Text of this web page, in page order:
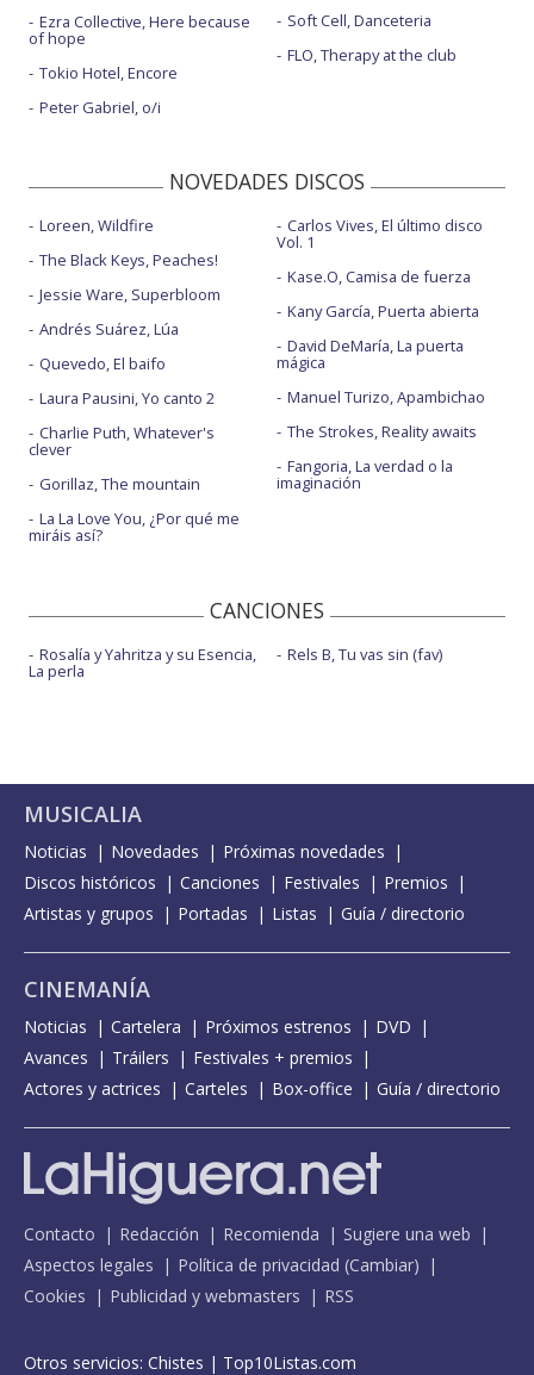
Ezra Collective, Here because
of hope
Tokio Hotel, Encore
Peter Gabriel, o/i
Soft Cell, Danceteria
FLO, Therapy at the club
NOVEDADES DISCOS
Loreen, Wildfire
The Black Keys, Peaches!
Jessie Ware, Superbloom
Andrés Suárez, Lúa
Quevedo, El baifo
Laura Pausini, Yo canto 2
Charlie Puth, Whatever's
clever
Gorillaz, The mountain
La La Love You, ¿Por qué me
miráis así?
Carlos Vives, El último disco
Vol. 1
Kase.O, Camisa de fuerza
Kany García, Puerta abierta
David DeMaría, La puerta
mágica
Manuel Turizo, Apambichao
The Strokes, Reality awaits
Fangoria, La verdad o la
imaginación
CANCIONES
Rosalía y Yahritza y su Esencia,
La perla
Rels B, Tu vas sin (fav)
MUSICALIA
Noticias Novedades
Próximas novedades
Discos históricos
Canciones Festivales
Premios
Artistas y grupos
Portadas Listas Guía / directorio
CINEMANÍA
Noticias Cartelera Próximos estrenos
DVD
Avances
Tráilers
Festivales + premios
Actores y actrices
Carteles Box-office Guía / directorio
Contacto Redacción Recomienda
Sugiere una web
Aspectos legales
Política de privacidad (Cambiar)
Cookies
Publicidad y webmasters RSS
Otros servicios: Chistes | Top10Listas.com